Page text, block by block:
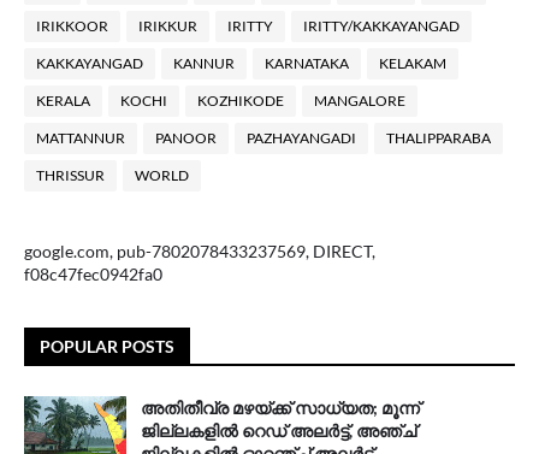
IRIKKOOR IRIKKUR IRITTY IRITTY/KAKKAYANGAD
KAKKAYANGAD KANNUR KARNATAKA KELAKAM
KERALA KOCHI KOZHIKODE MANGALORE
MATTANNUR PANOOR PAZHAYANGADI THALIPPARABA
THRISSUR WORLD
google.com, pub-7802078433237569, DIRECT,
f08c47fec0942fa0
POPULAR POSTS
അതിതീവ്ര മഴയ്ക്ക് സാധ്യത; മൂന്ന്
ജില്ലകളിൽ റെഡ് അലർട്ട്, അഞ്ച്